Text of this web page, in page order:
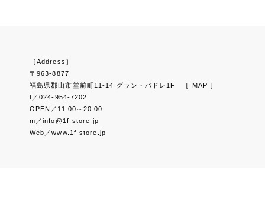
［Address］
〒963-8877
福島県郡山市堂前町11-14 グラン・パドレ1F
［ MAP ］
t／024-954-7202
OPEN／11:00～20:00
m／info@1f-store.jp
Web／www.1f-store.jp